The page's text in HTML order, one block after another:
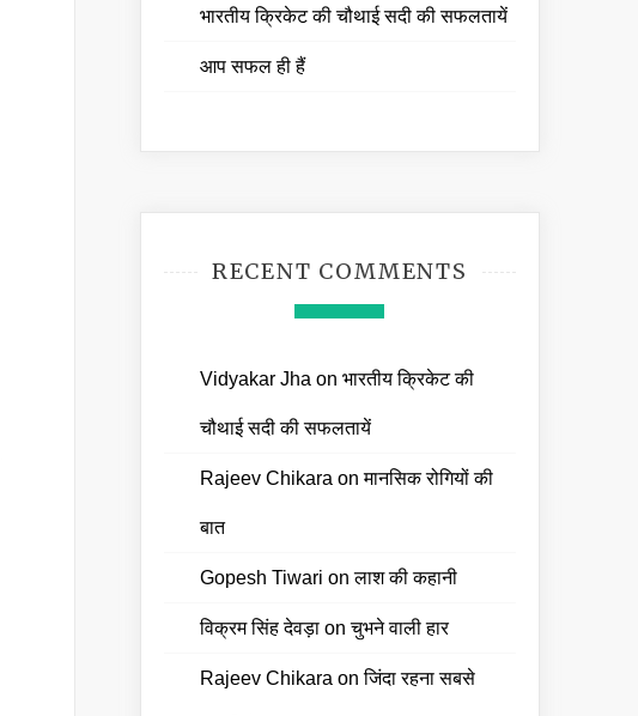
भारतीय क्रिकेट की चौथाई सदी की सफलतायें
आप सफल ही हैं
RECENT COMMENTS
Vidyakar Jha on भारतीय क्रिकेट की
चौथाई सदी की सफलतायें
Rajeev Chikara onमानसिक रोगियों की
बात
Gopesh Tiwari onलाश की कहानी
विक्रम सिंह देवड़ाonचुभने वाली हार
Rajeev Chikara onजिंदा रहना सबसे